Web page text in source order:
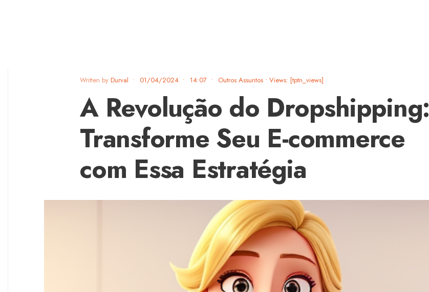
Written by Durval • 01/04/2024 • 14:07 • Outros Assuntos • Views: [tptn_views]
A Revolução do Dropshipping:
Transforme Seu E-commerce
com Essa Estratégia